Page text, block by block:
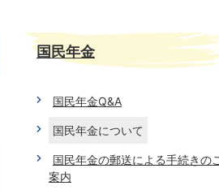
国民年金
国民年金Q&A
国民年金について
国民年金の郵送による手続きの
案内